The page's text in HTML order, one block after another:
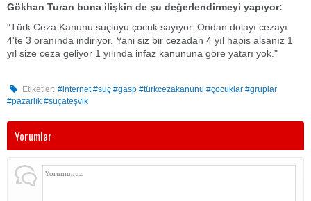
Gökhan Turan buna ilişkin de şu değerlendirmeyi yapıyor:
"Türk Ceza Kanunu suçluyu çocuk sayıyor. Ondan dolayı cezayı
4'te 3 oranında indiriyor. Yani siz bir cezadan 4 yıl hapis alsanız 1
yıl size ceza geliyor 1 yılında infaz kanununa göre yatarı yok."
Etiketler: #internet #suç #gasp #türkcezakanunu #çocuklar #gruplar
#pazarlık #suçateşvik
Yorumlar